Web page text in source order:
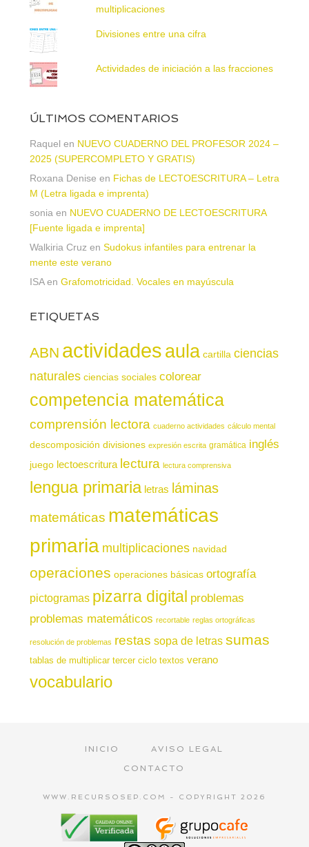
multiplicaciones
Divisiones entre una cifra
Actividades de iniciación a las fracciones
ÚLTIMOS COMENTARIOS
Raquel en NUEVO CUADERNO DEL PROFESOR 2024 –
2025 (SUPERCOMPLETO Y GRATIS)
Roxana Denise en Fichas de LECTOESCRITURA – Letra
M (Letra ligada e imprenta)
sonia en NUEVO CUADERNO DE LECTOESCRITURA
[Fuente ligada e imprenta]
Walkiria Cruz en Sudokus infantiles para entrenar la
mente este verano
ISAen Grafomotricidad. Vocales en mayúscula
ETIQUETAS
ABN actividadesaula cartilla ciencias
naturales ciencias sociales colorear
competencia matemática
comprensión lectora cuaderno actividades cálculo mental
descomposición divisiones expresión escrita gramática inglés
juego lectoescritura lectura lectura comprensiva
lengua primaria letras láminas
matemáticas matemáticas
primaria multiplicaciones navidad
operaciones operaciones básicas ortografía
pictogramas pizarra digital problemas
problemas matemáticos recortable reglas ortográficas
resolución de problemas restas sopa de letras sumas
tablas de multiplicar tercer ciclo textos verano
vocabulario
INICIO
AVISO LEGAL
CONTACTO
WWW.RECURSOSEP.COM - COPYRIGHT 2026